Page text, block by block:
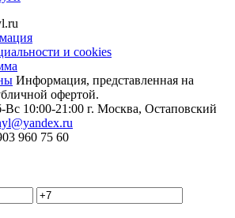
и cookies
Информация, представленная на
офертой.
10:00-21:00 г. Москва, Остаповский
960 75 60